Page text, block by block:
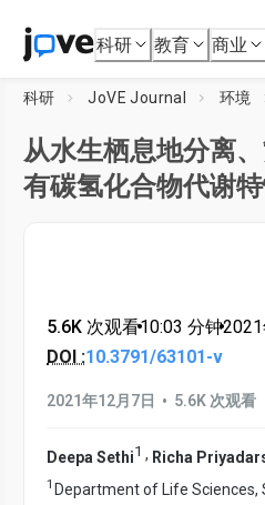
科研 教育 商业
科研 JoVE Journal 环境
从水生栖息地分离
有碳氢化合物代谢
5.6K 次观看•10:03 分钟•
DOI :10.3791/63101-v
2021年12月7日 • 5.6K 次观看
Deepa Sethi1 , Richa
1 Department of Life Sciences,